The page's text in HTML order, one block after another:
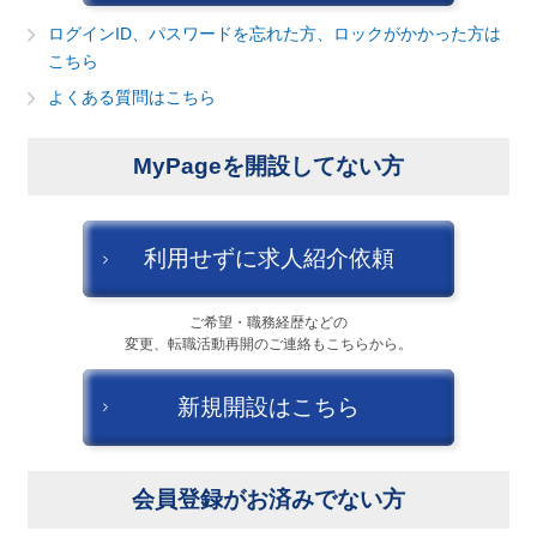
キャンセル ログアウト
建設・不動産
金融（銀行・証券・保険・投資）
電気・電機
コンピュータハード・周辺機器
半導体
ログインID、パスワードを忘れた方、ロックがかかった方は
こちら
よくある質問はこちら
MyPageを開設してない方
利用せずに求人紹介依頼
ご希望・職務経歴などの
変更、転職活動再開のご連絡もこちらから。
新規開設はこちら
会員登録がお済みでない方